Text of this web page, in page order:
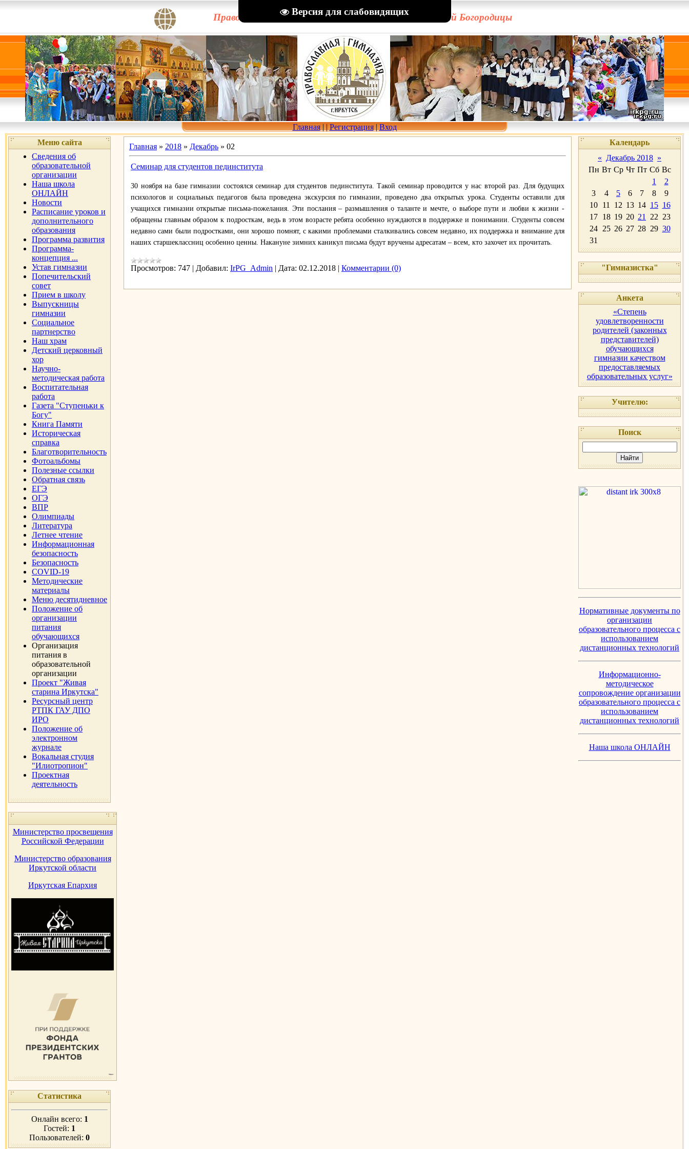
Версия для слабовидящих
Православная гимназия в честь Рождества Пресвятой Богородицы
Главная||Регистрация|Вход
Меню сайта
Сведения об
образовательной
организации
Наша школа
ОНЛАЙН
Новости
Расписание уроков и
дополнительного
образования
Программа развития
Программа-
концепция ...
Устав гимназии
Попечительский
совет
Прием в школу
Выпускницы
гимназии
Социальное
партнерство
Наш храм
Детский церковный
хор
Научно-
методическая работа
Воспитательная
работа
Газета "Ступеньки к
Богу"
Книга Памяти
Историческая
справка
Благотворительность
Фотоальбомы
Полезные ссылки
Обратная связь
ЕГЭ
ОГЭ
ВПР
Олимпиады
Литература
Летнее чтение
Информационная
безопасность
Безопасность
COVID-19
Методические
материалы
Меню десятидневное
Положение об
организации
питания
обучающихся
Организация
питания в
образовательной
организации
Проект "Живая
старина Иркутска"
Ресурсный центр
РТПК ГАУ ДПО
ИРО
Положение об
электронном
журнале
Вокальная студия
"Илиотропион"
Проектная
деятельность
Министерство просвещения
Российской Федерации
Министерство образования
Иркутской области
Иркутская Епархия
Статистика
Онлайн всего: 1
Гостей: 1
Пользователей: 0
Главная » 2018 » Декабрь » 02
Семинар для студентов пединститута
30 ноября на базе гимназии состоялся семинар для студентов пединститута. Такой семинар проводится у нас второй раз. Для будущих
психологов и социальных педагогов была проведена экскурсия по гимназии, проведено два открытых урока. Студенты оставили для
учащихся гимназии открытые письма-пожелания. Эти послания – размышления о таланте и мечте, о выборе пути и любви к жизни -
обращены главным образом к подросткам, ведь в этом возрасте ребята особенно нуждаются в поддержке и понимании. Студенты совсем
недавно сами были подростками, они хорошо помнят, с какими проблемами сталкивались совсем недавно, их поддержка и внимание для
наших старшеклассниц особенно ценны. Накануне зимних каникул письма будут вручены адресатам – всем, кто захочет их прочитать.
Просмотров: 747 | Добавил: IrPG_Admin | Дата: 02.12.2018 | Комментарии (0)
Календарь
« Декабрь 2018 »
Пн Вт Ср Чт Пт Сб Вс
1
2
3
4 5 6 7 8
9
10 11 12 13 14 15 16
17 18 19 20 21 22 23
24 25 26 27 28 29 30
31
"Гимназистка"
Анкета
«Степень
удовлетворенности
родителей (законных
представителей)
обучающихся
гимназии качеством
предоставляемых
образовательных услуг»
Учителю:
Поиск
Нормативные документы по
организации
образовательного процесса с
использованием
дистанционных технологий
Информационно-
методическое
сопровождение организации
образовательного процесса с
использованием
дистанционных технологий
Наша школа ОНЛАЙН